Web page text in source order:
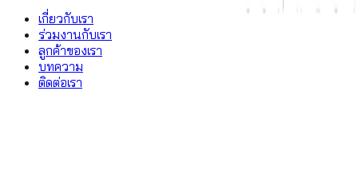
เกี่ยวกับเรา
ร่วมงานกับเรา
ลูกค้าของเรา
บทความ
ติดต่อเรา